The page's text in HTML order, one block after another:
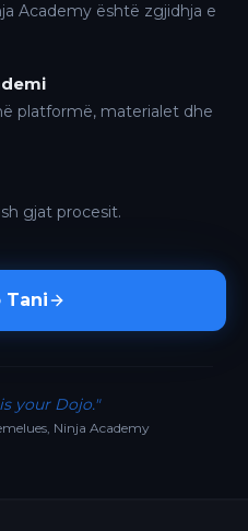
Academy është zgjidhja e
platformë, materialet dhe
gjat procesit.
Tani
your Dojo."
Ninja Academy